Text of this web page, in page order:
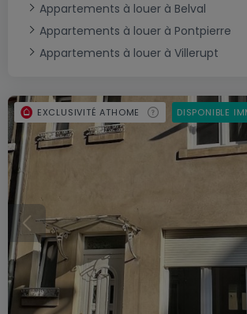
Appartements à louer à Belval
Appartements à louer à Pontpierre
Appartements à louer à Villerupt
EXCLUSIVITÉ ATHOME DISPONIBLE